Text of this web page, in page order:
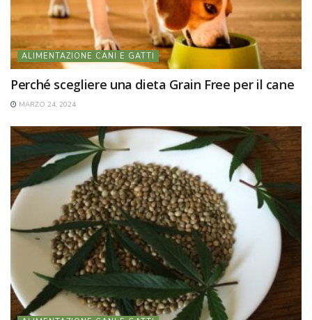
ALIMENTAZIONE CANI E GATTI
Perché scegliere una dieta Grain Free per il cane
MARZO 24, 2024